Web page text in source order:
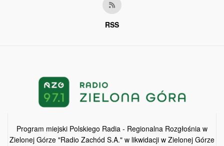
RSS
Program miejski Polskiego Radia - Regionalna Rozgłośnia w
Zielonej Górze "Radio Zachód S.A." w likwidacji w Zielonej Górze